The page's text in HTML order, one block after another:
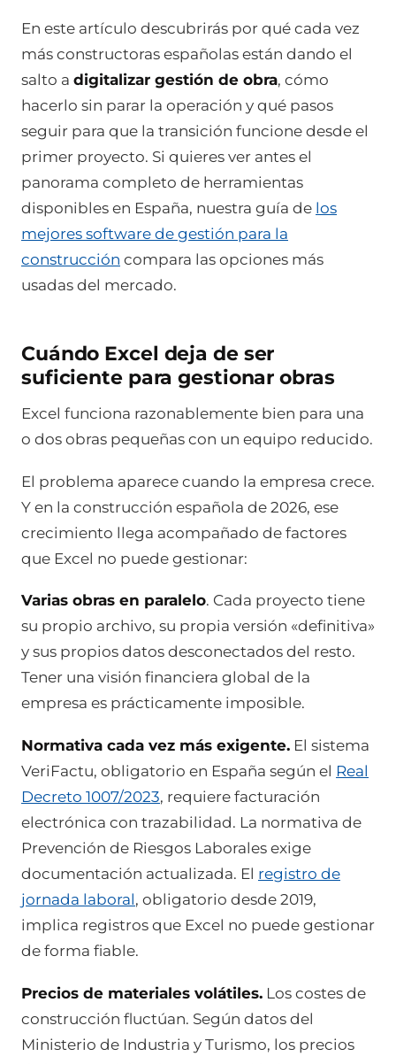
En este artículo descubrirás por qué cada vez
más constructoras españolas están dando el
salto a digitalizar gestión de obra, cómo
hacerlo sin parar la operación y qué pasos
seguir para que la transición funcione desde el
primer proyecto. Si quieres ver antes el
panorama completo de herramientas
disponibles en España, nuestra guía de los
mejores software de gestión para la
construcción compara las opciones más
usadas del mercado.
Cuándo Excel deja de ser
suficiente para gestionar obras
Excel funciona razonablemente bien para una
o dos obras pequeñas con un equipo reducido.
El problema aparece cuando la empresa crece.
Y en la construcción española de 2026, ese
crecimiento llega acompañado de factores
que Excel no puede gestionar:
Varias obras en paralelo. Cada proyecto tiene
su propio archivo, su propia versión «definitiva»
y sus propios datos desconectados del resto.
Tener una visión financiera global de la
empresa es prácticamente imposible.
Normativa cada vez más exigente. El sistema
VeriFactu, obligatorio en España según el Real
Decreto 1007/2023, requiere facturación
electrónica con trazabilidad. La normativa de
Prevención de Riesgos Laborales exige
documentación actualizada. El registro de
jornada laboral, obligatorio desde 2019,
implica registros que Excel no puede gestionar
de forma fiable.
Precios de materiales volátiles. Los costes de
construcción fluctúan. Según datos del
Ministerio de Industria y Turismo, los precios